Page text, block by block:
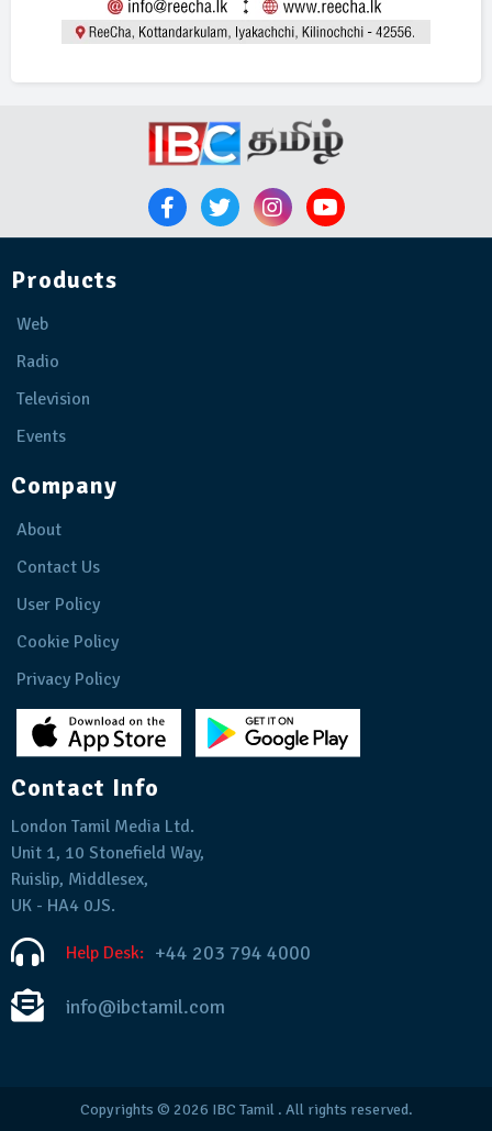
Products
Web
Radio
Television
Events
Company
About
Contact Us
User Policy
Cookie Policy
Privacy Policy
Contact Info
London Tamil Media Ltd.
Unit 1, 10 Stonefield Way,
Ruislip, Middlesex,
UK - HA4 0JS.
Help Desk: +44 203 794 4000
info@ibctamil.com
Copyrights © 2026 IBC Tamil. All rights reserved.